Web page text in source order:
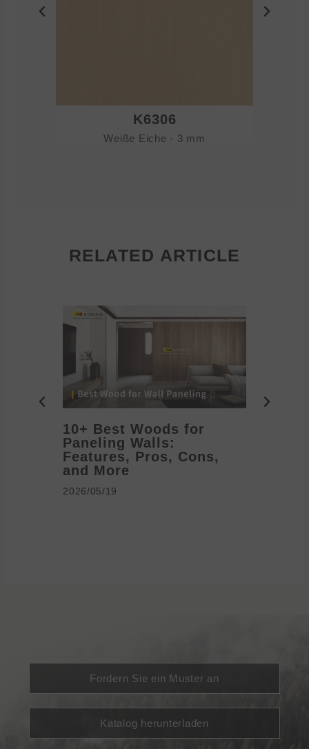
K6306
Weiße Eiche - 3 mm
RELATED ARTICLE
10+ Best Woods for
Paneling Walls:
Features, Pros, Cons,
and More
2026/05/19
Fordern Sie ein Muster an
Katalog herunterladen